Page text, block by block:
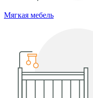
Мягкая мебель